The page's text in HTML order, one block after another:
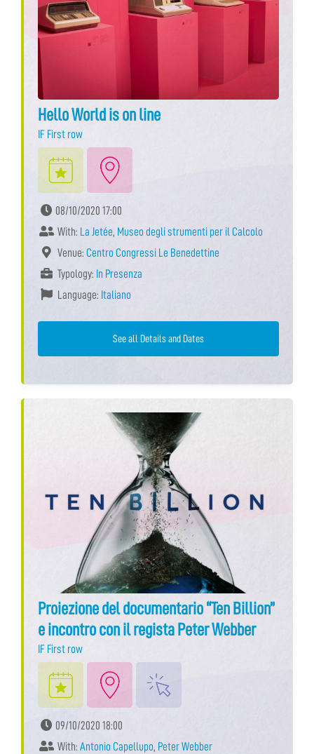
Hello World is on line
IF First row
08/10/2020 17:00
With: La Jetée, Museo degli strumenti per il Calcolo
Venue: Centro Congressi Le Benedettine
Typology: In Presenza
Language: Italiano
See all Details and Dates
Proiezione del documentario “Ten Billion”
e incontro con il regista Peter Webber
IF First row
09/10/2020 18:00
With: Antonio Capellupo, Peter Webber